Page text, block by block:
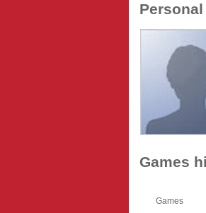
Games
Games